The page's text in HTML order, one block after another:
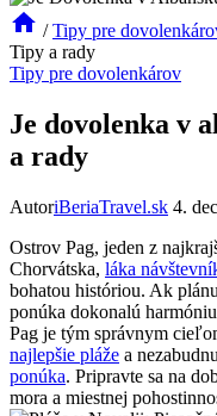
/ Tipy pre
Tipy a rady
Tipy pre dovolenkárov
Je dovolenka v
a rady
AutoriBeriaTravel.sk 4.
Ostrov Pag, jeden z
Chorvátska, láka
⁢bohatou históriou. Ak
ponúka dokonalú
Pag je tým správnym
najlepšie pláže a
ponúka. Pripravte sa na
mora a miestnej